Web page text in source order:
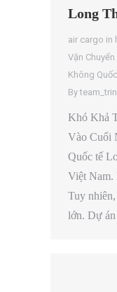
Long
air cargo in
Vận
Không
By
Khó Khả
Vào Cuối
Quốc tế
Việt Nam.
Tuy
lớn. Dự